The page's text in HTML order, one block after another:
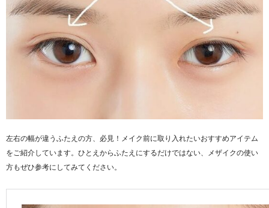
左右の幅が違うふたえの方、必見！メイク前に取り入れたいおすすめアイテム
をご紹介しています。ひとえからふたえにするだけではない、メザイクの使い
方もぜひ参考にしてみてください。